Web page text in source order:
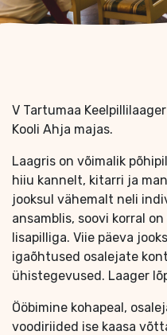
V Tartumaa
Kooli Ahja majas.
Laagris on võimalik
hiiu kannelt, kitarri ja
jooksul vähemalt neli
ansamblis, soovi korral
lisapilliga. Viie päeva
igaõhtused osalejate
ühistegevused. Laager
Ööbimine kohapeal,
voodiriided ise kaasa